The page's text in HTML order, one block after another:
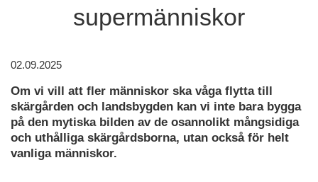
supermänniskor
02.09.2025
Om vi vill att fler människor ska våga flytta till
skärgården och landsbygden kan vi inte bara bygga
på den mytiska bilden av de osannolikt mångsidiga
och uthålliga skärgårdsborna, utan också för helt
vanliga människor.